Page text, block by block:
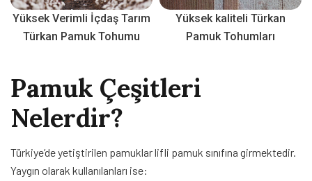
Yüksek Verimli İçdaş Tarım
Türkan Pamuk Tohumu
Yüksek kaliteli Türkan
Pamuk Tohumları
Pamuk Çeşitleri
Nelerdir?
Türkiye’de yetiştirilen pamuklar lifli pamuk sınıfına girmektedir.
Yaygın olarak kullanılanları ise: